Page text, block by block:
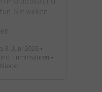
Sie wirken…
3. Juni 2026 •
Huminsäuren •